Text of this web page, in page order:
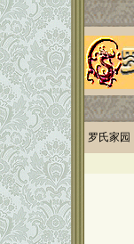
罗氏家园